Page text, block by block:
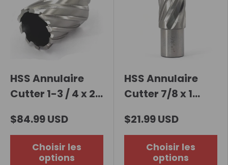
HSS Annulaire
Cutter 1-3 / 4 x 2
$84.99 USD
Choisir les
options
HSS Annulaire
Cutter 7/8 x 1
$21.99 USD
Choisir les
options